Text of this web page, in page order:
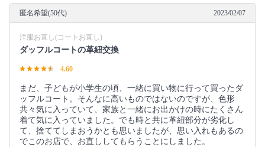
匿名希望(50代) 2023/02/07
洋服お直し(コートお直し)
ダッフルコートの革紐交換
4.60
まだ、子どもが小学生の頃、一緒に買い物に行って買ったダ
ッフルコート。そんなに高いものではないのですが、色形
共々気に入っていて、家族と一緒にお出かけの時にたくさん
着て気に入っていました。でも時と共に革紐部分が劣化し
て、捨ててしまおうかとも思いましたが、思い入れもあるの
でこのお店で、お直ししてもらうことにしました。